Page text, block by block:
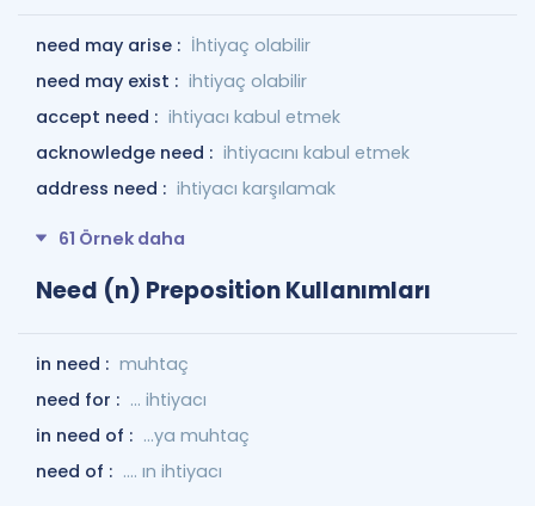
need may arise : İhtiyaç olabilir
need may exist : ihtiyaç olabilir
accept need : ihtiyacı kabul etmek
acknowledge need : ihtiyacını kabul etmek
address need : ihtiyacı karşılamak
61 Örnek daha
Need (n) Preposition Kullanımları
in need : muhtaç
need for : … ihtiyacı
in need of : …ya muhtaç
need of : .... ın ihtiyacı